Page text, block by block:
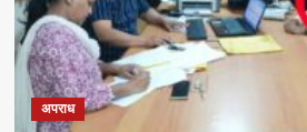
अपराध